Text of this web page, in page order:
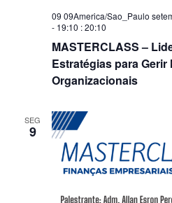
MASTERCLASS –
Estratégias para Gerir
Organizacionais
09 09America/Sao_Paulo
- 19:10 :20:10
SEG
9